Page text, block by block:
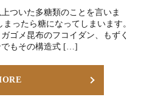
ついた多糖類のことを言いま
ったら糖になってしまいます。
ゴメ昆布のフコイダン、もずく
でもその構造式 […]